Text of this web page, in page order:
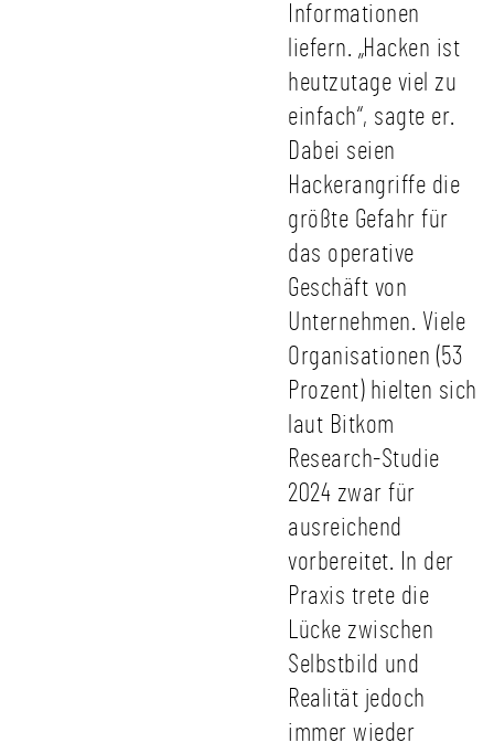
Informationen
liefern. „Hacken ist
heutzutage viel zu
einfach“, sagte er.
Dabei seien
Hackerangriffe die
größte Gefahr für
das operative
Geschäft von
Unternehmen. Viele
Organisationen (53
Prozent) hielten sich
laut Bitkom
Research-Studie
2024 zwar für
ausreichend
vorbereitet. In der
Praxis trete die
Lücke zwischen
Selbstbild und
Realität jedoch
immer wieder